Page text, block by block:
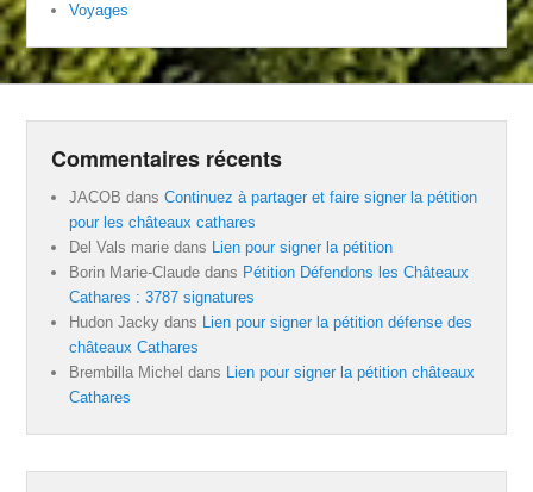
Voyages
Commentaires récents
JACOB dansContinuez à partager et faire signer la pétition
pour les châteaux cathares
Del Vals marie dans Lien pour signer la pétition
Borin Marie-Claude dans Pétition Défendons les Châteaux
Cathares : 3787 signatures
Hudon Jacky dans Lien pour signer la pétition défense des
châteaux Cathares
Brembilla Michel dans Lien pour signer la pétition châteaux
Cathares